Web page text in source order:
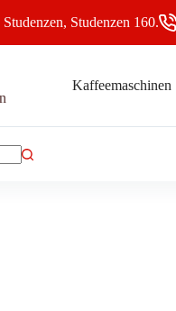
Studenzen 160.
Kaffeemaschinen